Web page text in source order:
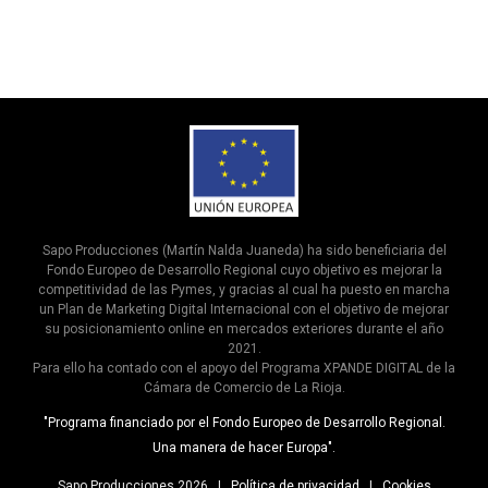
Sapo Producciones (Martín Nalda Juaneda) ha sido beneficiaria del
Fondo Europeo de Desarrollo Regional cuyo objetivo es mejorar la
competitividad de las Pymes, y gracias al cual ha puesto en marcha
un Plan de Marketing Digital Internacional con el objetivo de mejorar
su posicionamiento online en mercados exteriores durante el año
2021.
Para ello ha contado con el apoyo del Programa XPANDE DIGITAL de la
Cámara de Comercio de La Rioja.
"Programa financiado por el Fondo Europeo de Desarrollo Regional.
Una manera de hacer Europa".